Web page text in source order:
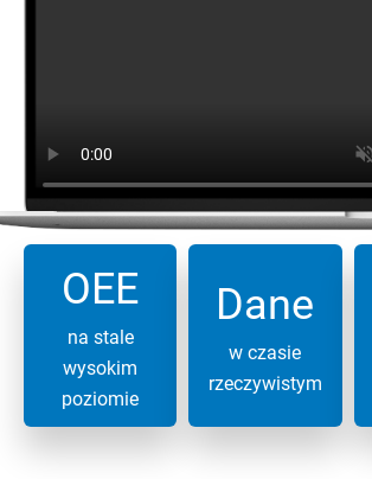
OEE
na stale
wysokim
poziomie
Dane
w czasie
rzeczywistym